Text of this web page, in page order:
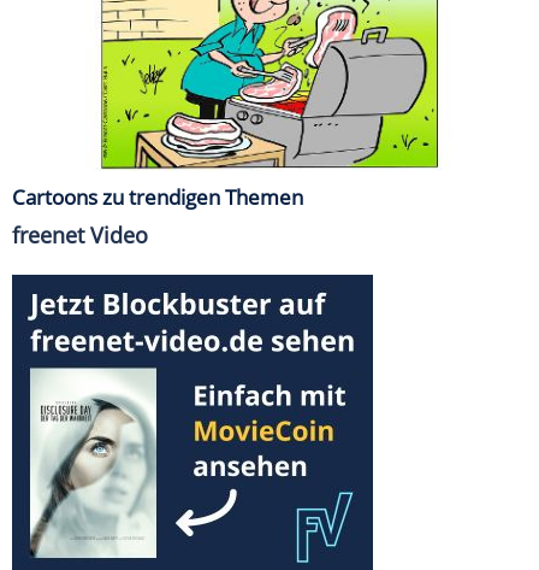
Cartoons zu trendigen Themen
freenet Video